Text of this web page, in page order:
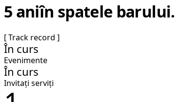
5 aniîn spatele barului.
[ Track record ]
În curs
Evenimente
În curs
Invitați serviți